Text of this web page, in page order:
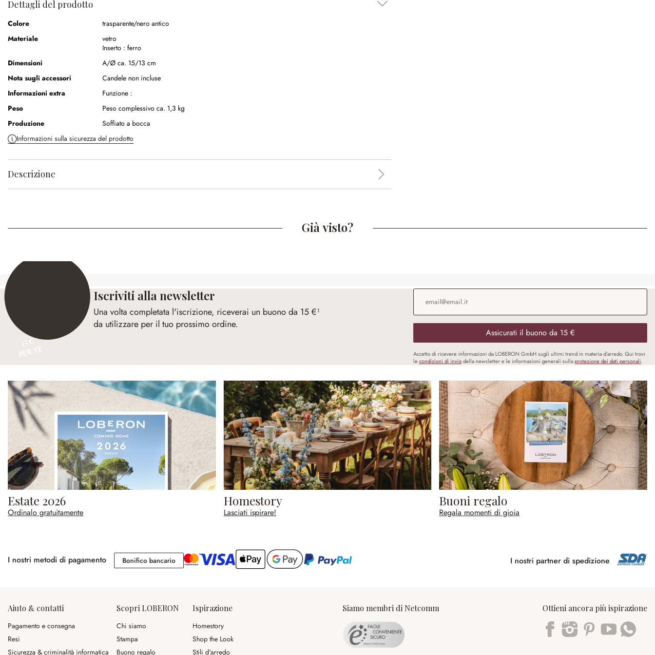
Dettagli del prodotto
Colore
trasparente/nero antico
Materiale
vetro
Inserto : ferro
Dimensioni
A/Ø ca. 15/13 cm
Nota sugli accessori
Candele non incluse
Informazioni extra
Funzione :
Peso
Peso complessivo ca. 1,3 kg
Produzione
Soffiato a bocca
Informazioni sulla sicurezza del prodotto
Descrizione
Già visto?
15 €
Iscriviti alla newsletter
Una volta completata l'iscrizione, riceverai un buono da 15 €¹
da utilizzare per il tuo prossimo ordine.
Indirizzo e-mail
Assicurati il buono da 15 €
Accetto di ricevere informazioni da LOBERON GmbH sugli ultimi trend in materia d’arredo. Qui trovi
lecondizioni di inviodella newsletter e le informazioni generali sullaprotezione dei dati personali.
Estate 2026
Ordinalo gratuitamente
Homestory
Lasciati ispirare!
Buoni regalo
Regala momenti di gioia
I nostri metodi di pagamento Bonifico bancarioBonifico bancario I nostri partner di spedizione
Aiuto & contatti
Pagamento e consegna
Resi
Sicurezza & criminalità informatica
Scopri LOBERON
Chi siamo
Stampa
Buono regalo
Ispirazione
Homestory
Shop the Look
Stili d'arredo
Siamo membri di Netcomm Ottieni ancora più ispirazione